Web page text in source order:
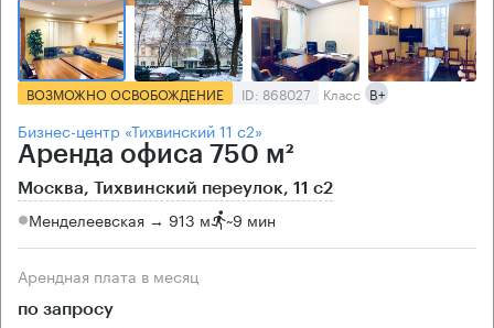
ВОЗМОЖНО ОСВОБОЖДЕНИЕ ID: 868027 Класс B+
Бизнес-центр «Тихвинский 11 с2»
Аренда офиса 750 м²
Москва, Тихвинский переулок, 11 с2
Менделеевская → 913 м ~9 мин
Арендная плата в месяц
по запросу